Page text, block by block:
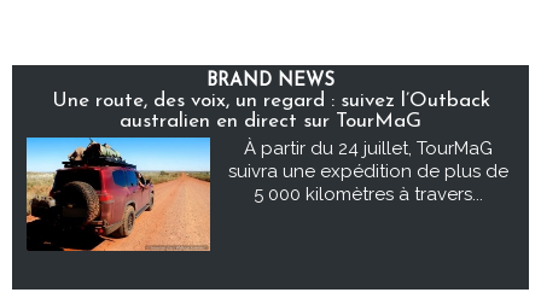
BRAND NEWS
Une route, des voix, un regard : suivez l’Outback
australien en direct sur TourMaG
À partir du 24 juillet, TourMaG
suivra une expédition de plus de
5 000 kilomètres à travers...